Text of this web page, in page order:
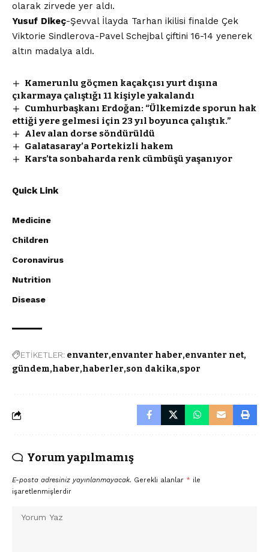
olarak zirvede yer aldı.
Yusuf Dikeç-Şevval İlayda Tarhan ikilisi finalde Çek
Viktorie Sindlerova-Pavel Schejbal çiftini 16-14 yenerek
altın madalya aldı.
Kamerunlu göçmen kaçakçısı yurt dışına
çıkarmaya çalıştığı 11 kişiyle yakalandı
Cumhurbaşkanı Erdoğan: “Ülkemizde sporun hak
ettiği yere gelmesi için 23 yıl boyunca çalıştık.”
Alev alan dorse söndürüldü
Galatasaray’a Portekizli hakem
Kars’ta sonbaharda renk cümbüşü yaşanıyor
Quick Link
Medicine
Children
Coronavirus
Nutrition
Disease
ETİKETLER: envanter envanter haber envanter net
gündem haber haberler son dakika spor
Yorum yapılmamış
E-posta adresiniz yayınlanmayacak. Gerekli alanlar * ile
işaretlenmişlerdir